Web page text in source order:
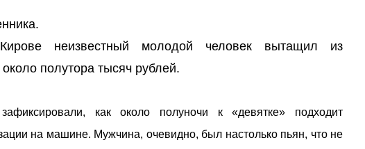
неизвестный молодой человек вытащил из
полутора тысяч рублей.
как около полуночи к «девятке» подходит
на машине. Мужчина, очевидно, был настолько пьян, что не